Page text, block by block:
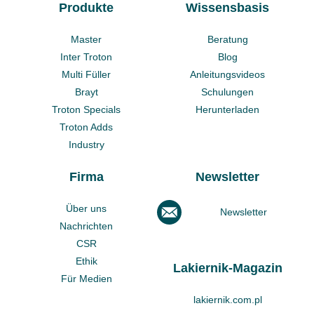
Produkte
Master
Inter Troton
Multi Füller
Brayt
Troton Specials
Troton Adds
Industry
Wissensbasis
Beratung
Blog
Anleitungsvideos
Schulungen
Herunterladen
Firma
Über uns
Nachrichten
CSR
Ethik
Für Medien
Newsletter
Newsletter
Lakiernik-Magazin
lakiernik.com.pl